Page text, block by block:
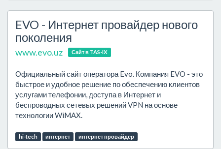
EVO - Интернет провайдер нового
поколения
www.evo.uz Сайт в TAS-IX
Официальный сайт оператора Evo. Компания EVO - это
быстрое и удобное решение по обеспечению клиентов
услугами телефонии, доступа в Интернет и
беспроводных сетевых решений VPN на основе
технологии WiMAX.
hi-tech интернет интернет провайдер